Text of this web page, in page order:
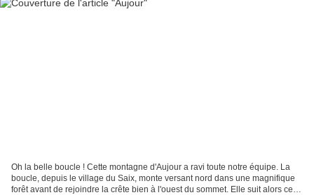
Oh la belle boucle ! Cette montagne d'Aujour a ravi toute notre équipe. La
boucle, depuis le village du Saix, monte versant nord dans une magnifique
forêt avant de rejoindre la crête bien à l'ouest du sommet. Elle suit alors cette